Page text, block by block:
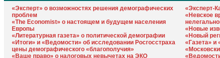
«Эксперт» о возможностях решения демографических
проблем
«The Economist» о настоящем и будущем населения
Европы
«Литературная газета» о политической демографии
«Итоги» и «Ведомости» об исследовании Росгосстраха
цены демографического «благополучия»
«Ваше право» о налоговых невычетах на ЭКО
«Эксперт-
«Невское
«Новые
«Новый
«Газета» и